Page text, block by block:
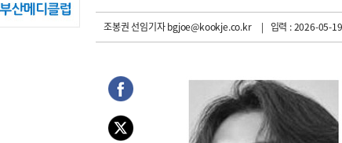
조봉권 선임기자bgjoe@kookje.co.kr | 입력 : 2026-05-